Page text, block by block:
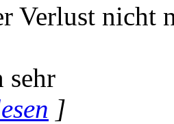
Verlust nicht
sehr
]